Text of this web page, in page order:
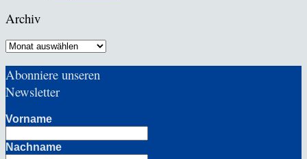
Archiv
Archiv
Abonniere unseren
Newsletter
Vorname
Nachname